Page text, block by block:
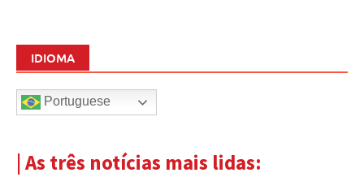
IDIOMA
Portuguese
| As três notícias mais lidas: